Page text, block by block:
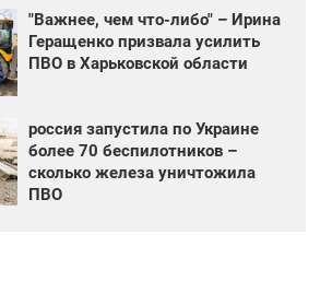
"Важнее, чем что-либо" – Ирина
Геращенко призвала усилить
ПВО в Харьковской области
россия запустила по Украине
более 70 беспилотников –
сколько железа уничтожила
ПВО